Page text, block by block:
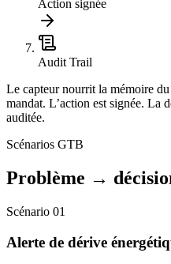
Action signée
Audit Trail
Le capteur nourrit la mémoire
mandat. L’action est signée. La
auditée.
Scénarios GTB
Problème →
Scénario 01
Alerte de dérive